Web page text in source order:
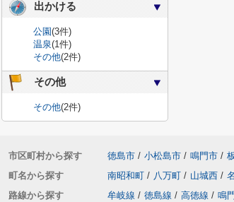
出かける
公園(3件)
温泉(1件)
その他(2件)
その他
その他(2件)
市区町村から探す 徳島市 / 小松島市 / 鳴門市 /
町名から探す
南昭和町 / 八万町 / 山城西 /
路線から探す
牟岐線 / 徳島線 / 高徳線 / 鳴